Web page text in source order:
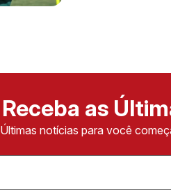
Receba as
Últimas notícias para você